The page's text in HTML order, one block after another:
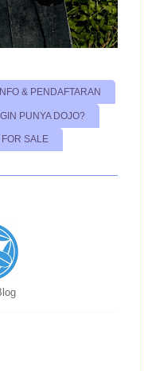
INFO & PENDAFTARAN
PUNYA DOJO?
FOR SALE